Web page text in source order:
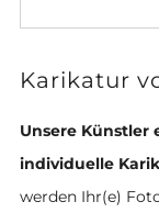
Karikatur
Unsere Künstler
individuelle
werden Ihr(e)